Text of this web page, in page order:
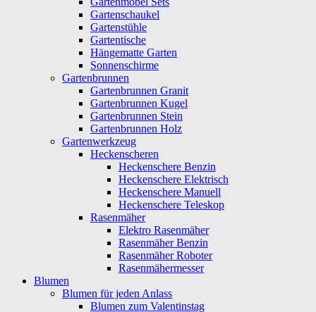
Gartenschaukel
Gartenstühle
Gartentische
Hängematte Garten
Sonnenschirme
Gartenbrunnen
Gartenbrunnen Granit
Gartenbrunnen Kugel
Gartenbrunnen Stein
Gartenbrunnen Holz
Gartenwerkzeug
Heckenscheren
Heckenschere Benzin
Heckenschere Elektrisch
Heckenschere Manuell
Heckenschere Teleskop
Rasenmäher
Elektro Rasenmäher
Rasenmäher Benzin
Rasenmäher Roboter
Rasenmähermesser
Blumen
Blumen für jeden Anlass
Blumen zum Valentinstag